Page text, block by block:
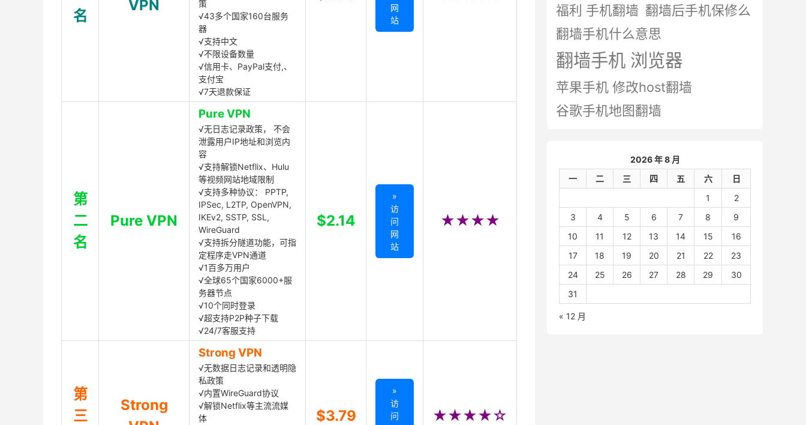
名
VPN
策
√43多个国家160台服务
器
√支持中文
√不限设备数量
√信用卡、PayPal支付,、
支付宝
√7天退款保证
网
站
第
二
名
Pure VPN
Pure VPN
√无日志记录政策， 不会
泄露用户IP地址和浏览内
容
√支持解锁Netflix、Hulu
等视频网站地域限制
√支持多种协议： PPTP,
IPSec, L2TP, OpenVPN,
IKEv2, SSTP, SSL,
WireGuard
√支持拆分隧道功能，可指
定程序走VPN通道
√1百多万用户
√全球65个国家6000+服
务器节点
√10个同时登录
√超支持P2P种子下载
√24/7客服支持
$2.14
»
访
问
网
站
★★★★
第
三
Strong
Strong VPN
√无数据日志记录和透明隐
私政策
√内置WireGuard协议
√解锁Netflix等主流流媒
体
$3.79
»
访
问
★★★★☆
福利 手机翻墙 翻墙后手机保修么
翻墙手机什么意思
翻墙手机 浏览器
苹果手机 修改host翻墙
谷歌手机地图翻墙
2026 年 8 月
一
二 三 四 五 六
日
1
2
3
4 5 6 7 8
9
10
11 12 13 14 15
16
17
18 19 20 21 22
23
24
25 26 27 28 29
30
31
« 12 月